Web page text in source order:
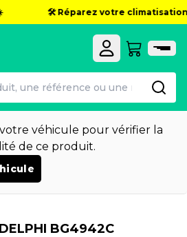
🛠️ Réparez votre
véhicule pour vérifier la
de ce produit.
BG4942C